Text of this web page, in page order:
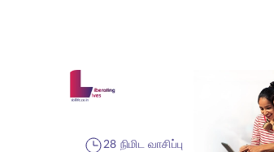
28 நிமிட வாசிப்பு